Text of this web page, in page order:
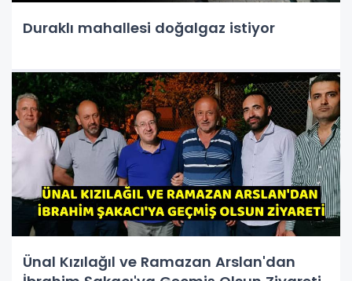
Duraklı mahallesi doğalgaz istiyor
Ünal Kızılağıl ve Ramazan Arslan'dan